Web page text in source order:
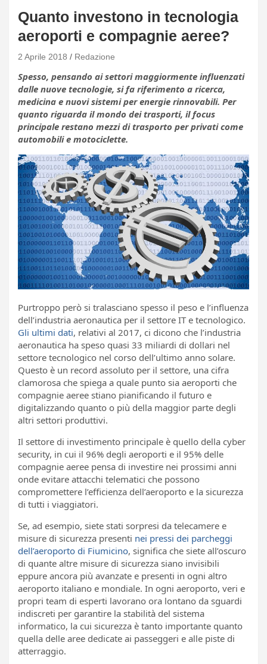
Quanto investono in tecnologia
aeroporti e compagnie aeree?
2 Aprile 2018 Redazione
Spesso, pensando ai settori maggiormente influenzati
dalle nuove tecnologie, si fa riferimento a ricerca,
medicina e nuovi sistemi per energie rinnovabili. Per
quanto riguarda il mondo dei trasporti, il focus
principale restano mezzi di trasporto per privati come
automobili e motociclette.
Purtroppo però si tralasciano spesso il peso e l’influenza
dell’industria aeronautica per il settore IT e tecnologico.
Gli ultimi dati, relativi al 2017, ci dicono che l’industria
aeronautica ha speso quasi 33 miliardi di dollari nel
settore tecnologico nel corso dell’ultimo anno solare.
Questo è un record assoluto per il settore, una cifra
clamorosa che spiega a quale punto sia aeroporti che
compagnie aeree stiano pianificando il futuro e
digitalizzando quanto o più della maggior parte degli
altri settori produttivi.
Il settore di investimento principale è quello della cyber
security, in cui il 96% degli aeroporti e il 95% delle
compagnie aeree pensa di investire nei prossimi anni
onde evitare attacchi telematici che possono
compromettere l’efficienza dell’aeroporto e la sicurezza
di tutti i viaggiatori.
Se, ad esempio, siete stati sorpresi da telecamere e
misure di sicurezza presenti nei pressi dei parcheggi
dell’aeroporto di Fiumicino, significa che siete all’oscuro
di quante altre misure di sicurezza siano invisibili
eppure ancora più avanzate e presenti in ogni altro
aeroporto italiano e mondiale. In ogni aeroporto, veri e
propri team di esperti lavorano ora lontano da sguardi
indiscreti per garantire la stabilità del sistema
informatico, la cui sicurezza è tanto importante quanto
quella delle aree dedicate ai passeggeri e alle piste di
atterraggio.